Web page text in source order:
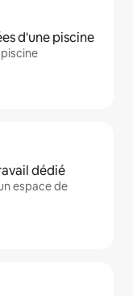
d'une piscine
dédié
espace de